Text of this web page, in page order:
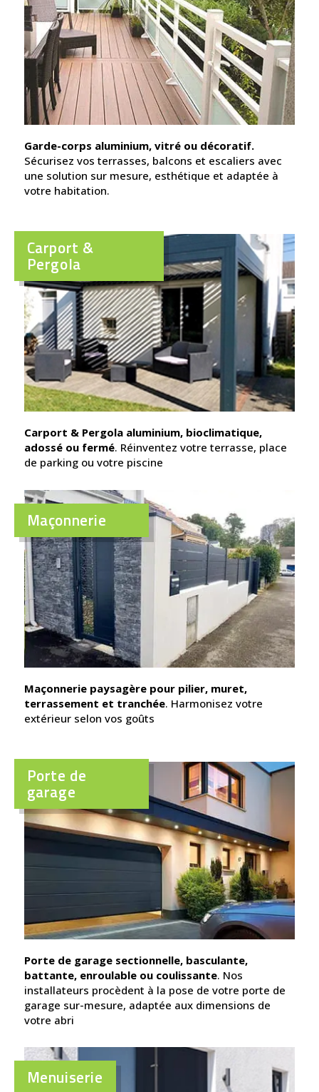
Garde-corps aluminium, vitré ou décoratif.
Sécurisez vos terrasses, balcons et escaliers avec
une solution sur mesure, esthétique et adaptée à
votre habitation.
Carport &
Pergola
Carport & Pergola aluminium, bioclimatique,
adossé ou fermé. Réinventez votre terrasse, place
de parking ou votre piscine
Maçonnerie
Maçonnerie paysagère pour pilier, muret,
terrassement et tranchée. Harmonisez votre
extérieur selon vos goûts
Porte de
garage
Porte de garage sectionnelle, basculante,
battante, enroulable ou coulissante. Nos
installateurs procèdent à la pose de votre porte de
garage sur-mesure, adaptée aux dimensions de
votre abri
Menuiserie